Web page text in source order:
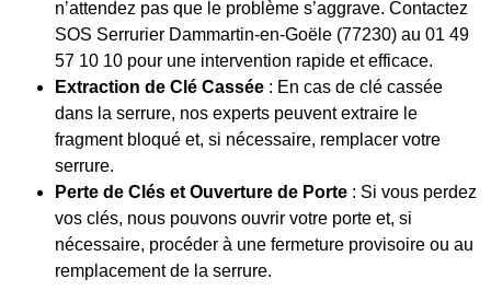
n’attendez pas que le problème s’aggrave. Contactez
SOS Serrurier Dammartin-en-Goële (77230) au 01 49
57 10 10 pour une intervention rapide et efficace.
Extraction de Clé Cassée : En cas de clé cassée
dans la serrure, nos experts peuvent extraire le
fragment bloqué et, si nécessaire, remplacer votre
serrure.
Perte de Clés et Ouverture de Porte : Si vous perdez
vos clés, nous pouvons ouvrir votre porte et, si
nécessaire, procéder à une fermeture provisoire ou au
remplacement de la serrure.